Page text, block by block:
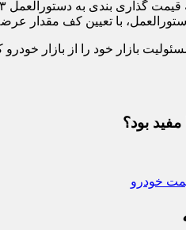
بازار خود را از بازار
بود؟
خودرو